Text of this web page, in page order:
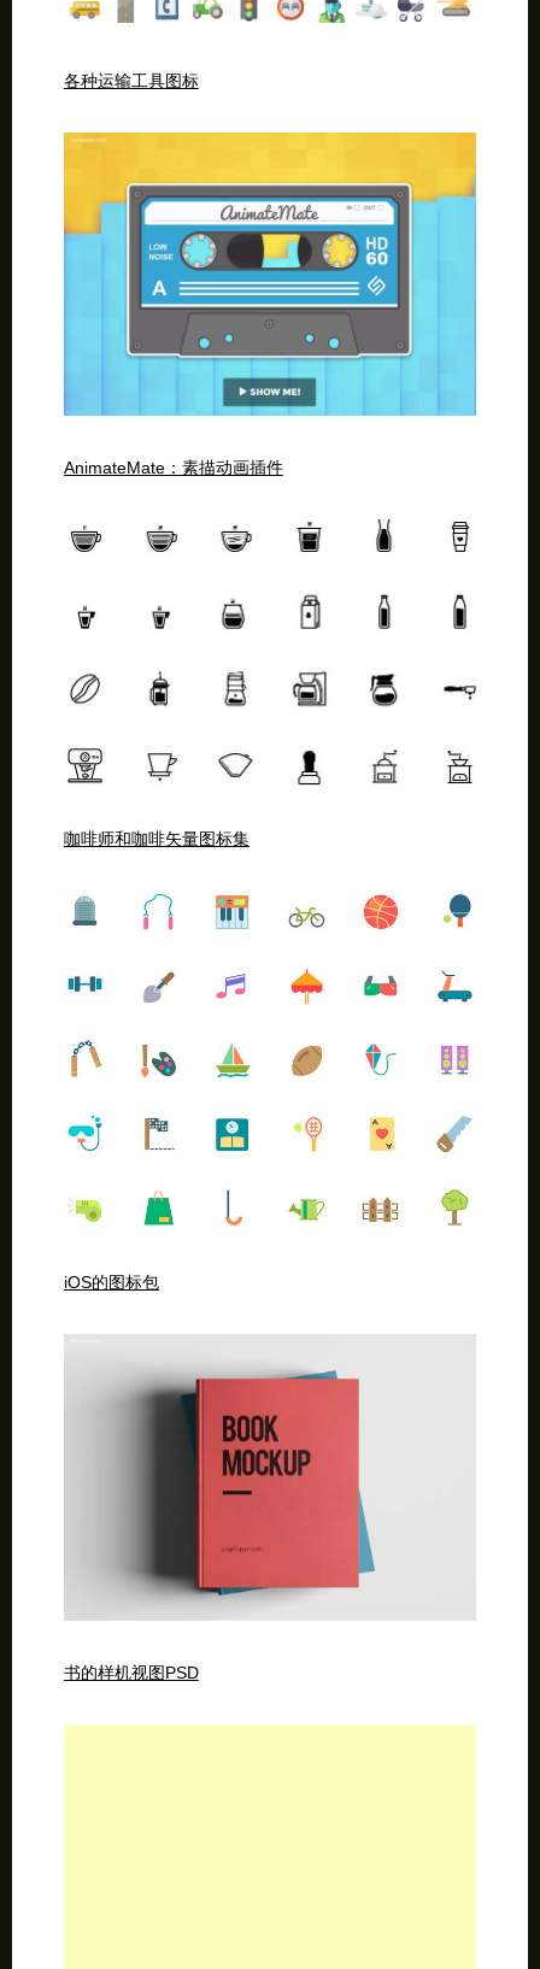
各种运输工具图标
AnimateMate：素描动画插件
咖啡师和咖啡矢量图标集
iOS的图标包
书的样机视图PSD